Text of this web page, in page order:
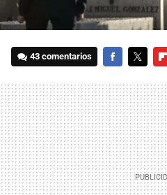
43 comentarios